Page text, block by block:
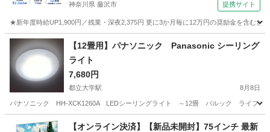
神奈川県 藤沢市 提携サイト
★新年度時給UP1,900円／残業・深夜2,375円 更に3か月毎に12万円の奨励金を含む
神奈川 藤沢市 その他
【12畳用】パナソニック Panasonic シーリング
ライト
7,680円
都立大学駅 8月8日
パナソニック HH-XCK1260A LEDシーリングライト ～12畳 パルック ライフコン
目黒区 都立大学駅 家電
【オンライン決済】【新品未開封】75インチ 最新